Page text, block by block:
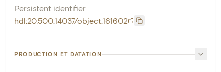
Persistent identifier
hdl:20.500.14037/object.161602
PRODUCTION ET DATATION